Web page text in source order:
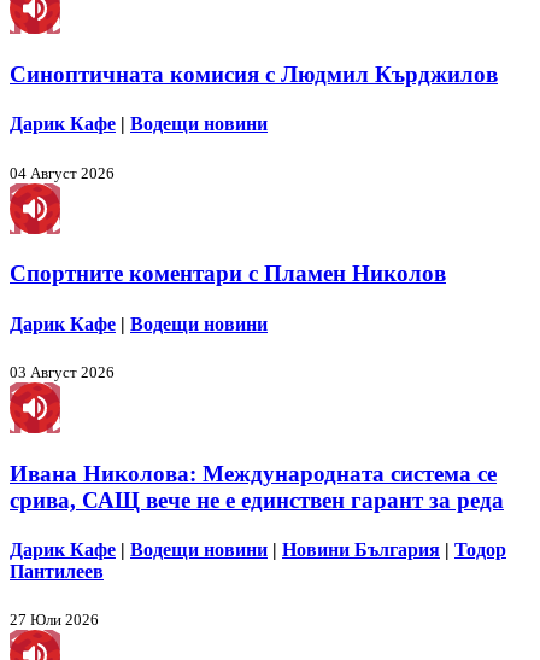
Синоптичната комисия с Людмил Кърджилов
Дарик Кафе | Водещи новини
04 Август 2026
Спортните коментари с Пламен Николов
Дарик Кафе | Водещи новини
03 Август 2026
Ивана Николова: Международната система се
срива, САЩ вече не е единствен гарант за реда
Дарик Кафе | Водещи новини | Новини България | Тодор
Пантилеев
27 Юли 2026